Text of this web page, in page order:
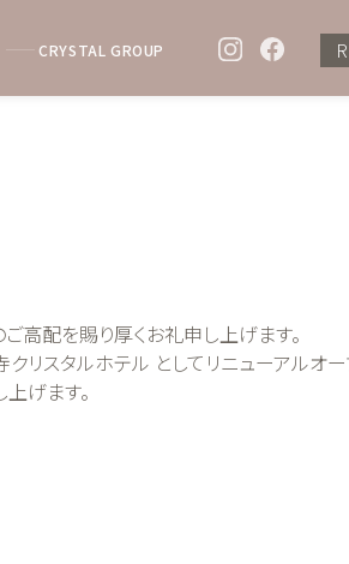
CRYSTAL GROUP
高配を賜り厚くお礼申し上げます。
スタルホテル としてリニューアルオ
げます。